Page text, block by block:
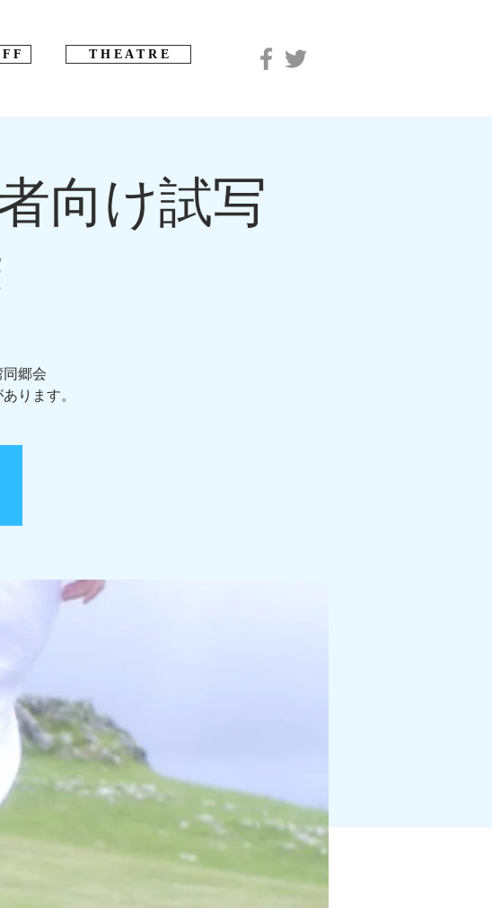
F F T H E A T R E
向け試写
郷会
ります。